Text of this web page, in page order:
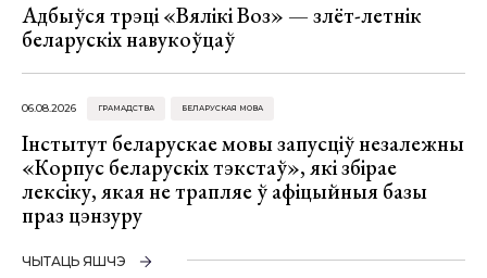
Адбыўся трэці «Вялікі Воз» — злёт-летнік
беларускіх навукоўцаў
06.08.2026 ГРАМАДСТВА БЕЛАРУСКАЯ МОВА
Інстытут беларускае мовы запусціў незалежны
«Корпус беларускіх тэкстаў», які збірае
лексіку, якая не трапляе ў афіцыйныя базы
праз цэнзуру
ЧЫТАЦЬ ЯШЧЭ